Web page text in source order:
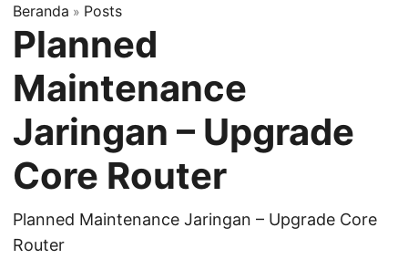
Beranda » Posts
Planned
Maintenance
Jaringan – Upgrade
Core Router
Planned Maintenance Jaringan – Upgrade Core
Router